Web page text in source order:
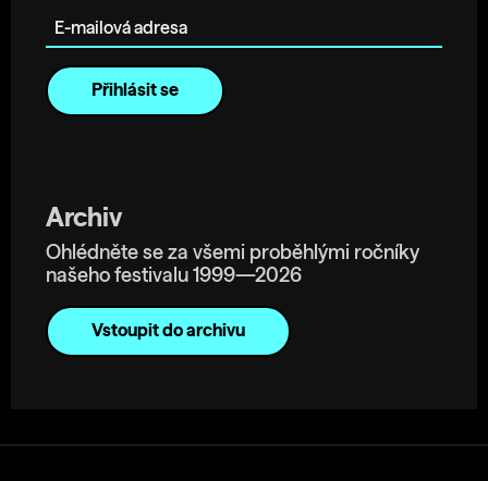
Archiv
Ohlédněte se za všemi proběhlými ročníky
našeho festivalu 1999—2026
Vstoupit do archivu